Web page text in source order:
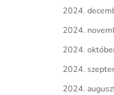
2024.
2024.
2024.
2024.
2024.